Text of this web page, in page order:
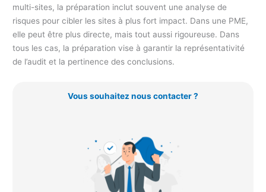
multi-sites, la préparation inclut souvent une analyse de
risques pour cibler les sites à plus fort impact. Dans une PME,
elle peut être plus directe, mais tout aussi rigoureuse. Dans
tous les cas, la préparation vise à garantir la représentativité
de l’audit et la pertinence des conclusions.
Vous souhaitez nous contacter ?